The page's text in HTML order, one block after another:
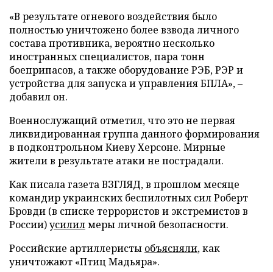
«В результате огневого воздействия было
полностью уничтожено более взвода личного
состава противника, вероятно несколько
иностранных специалистов, пара тонн
боеприпасов, а также оборудование РЭБ, РЭР и
устройства для запуска и управления БПЛА», –
добавил он.
Военнослужащий отметил, что это не первая
ликвидированная группа данного формирования
в подконтрольном Киеву Херсоне. Мирные
жители в результате атаки не пострадали.
Как писала газета ВЗГЛЯД, в прошлом месяце
командир украинских беспилотных сил Роберт
Бровди (в списке террористов и экстремистов в
России)усилилмеры личной безопасности.
Российские артиллеристы объясняли, как
уничтожают «Птиц Мадьяра».